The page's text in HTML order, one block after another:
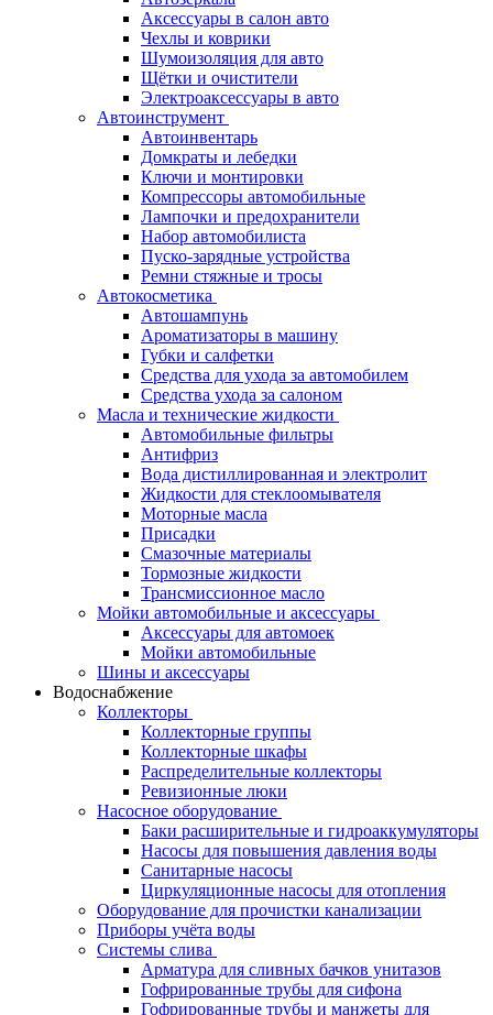
Аксессуары в салон авто
Чехлы и коврики
Шумоизоляция для авто
Щётки и очистители
Электроаксессуары в авто
Автоинструмент
Автоинвентарь
Домкраты и лебедки
Ключи и монтировки
Компрессоры автомобильные
Лампочки и предохранители
Набор автомобилиста
Пуско-зарядные устройства
Ремни стяжные и тросы
Автокосметика
Автошампунь
Ароматизаторы в машину
Губки и салфетки
Средства для ухода за автомобилем
Средства ухода за салоном
Масла и технические жидкости
Автомобильные фильтры
Антифриз
Вода дистиллированная и электролит
Жидкости для стеклоомывателя
Моторные масла
Присадки
Смазочные материалы
Тормозные жидкости
Трансмиссионное масло
Мойки автомобильные и аксессуары
Аксессуары для автомоек
Мойки автомобильные
Шины и аксессуары
Водоснабжение
Коллекторы
Коллекторные группы
Коллекторные шкафы
Распределительные коллекторы
Ревизионные люки
Насосное оборудование
Баки расширительные и гидроаккумуляторы
Насосы для повышения давления воды
Санитарные насосы
Циркуляционные насосы для отопления
Оборудование для прочистки канализации
Приборы учёта воды
Системы слива
Арматура для сливных бачков унитазов
Гофрированные трубы для сифона
Гофрированные трубы и манжеты для